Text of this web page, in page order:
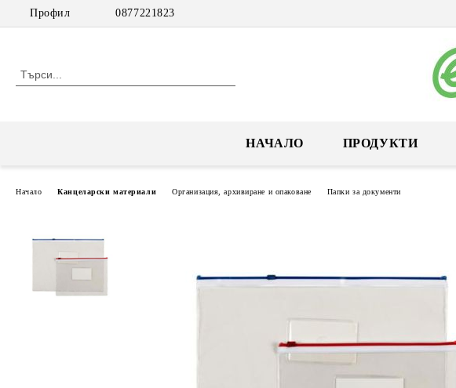
Профил 0877221823
НАЧАЛО ПРОДУКТИ
Начало Канцеларски материали Организация, архивиране и опаковане Папки за документи